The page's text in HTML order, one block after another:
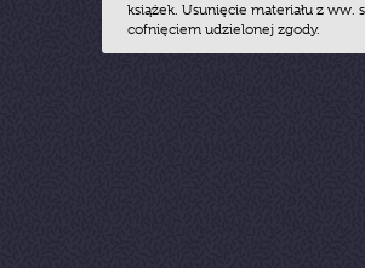
książek. Usunięcie materiału z
cofnięciem udzielonej zgody.